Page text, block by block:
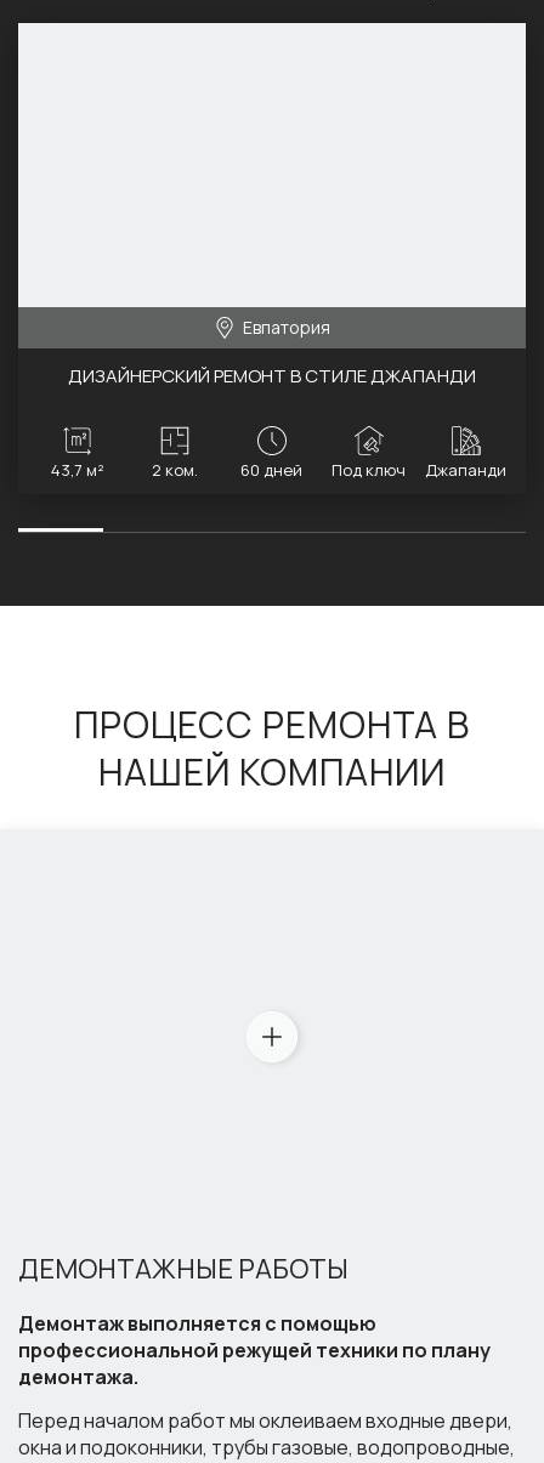
ДИЗАЙНЕРСКИЙ РЕМОНТ В СТИЛЕ ДЖАПАНДИ
Евпатория
43,7 м² 2 ком. 60 дней Под ключ Джапанди
ПРОЦЕСС РЕМОНТА В
НАШЕЙ КОМПАНИИ
ДЕМОНТАЖНЫЕ РАБОТЫ
Демонтаж выполняется с помощью
профессиональной режущей техники по плану
демонтажа.
Перед началом работ мы оклеиваем входные двери,
окна и подоконники, трубы газовые, водопроводные,